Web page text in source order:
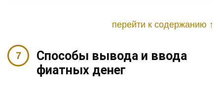
перейти к содержанию ↑
Способы вывода и ввода
фиатных денег